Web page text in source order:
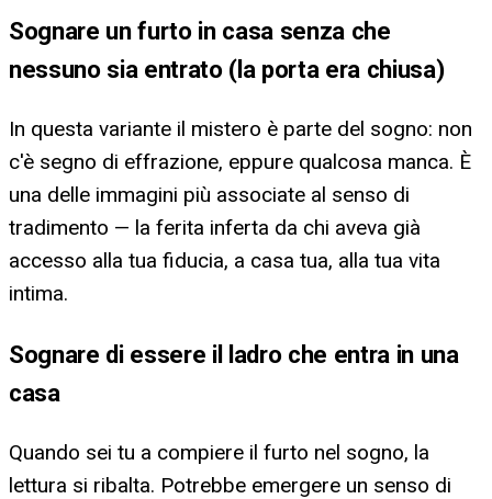
Sognare un furto in casa senza che
nessuno sia entrato (la porta era chiusa)
In questa variante il mistero è parte del sogno: non
c'è segno di effrazione, eppure qualcosa manca. È
una delle immagini più associate al senso di
tradimento — la ferita inferta da chi aveva già
accesso alla tua fiducia, a casa tua, alla tua vita
intima.
Sognare di essere il ladro che entra in una
casa
Quando sei tu a compiere il furto nel sogno, la
lettura si ribalta. Potrebbe emergere un senso di